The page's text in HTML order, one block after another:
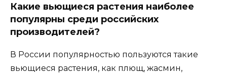
Какие вьющиеся растения наиболее
популярны среди российских
производителей?
В России популярностью пользуются такие
вьющиеся растения, как плющ, жасмин,